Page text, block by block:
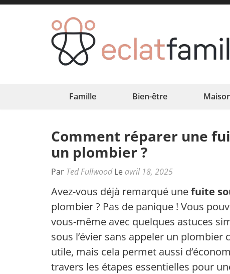
Aller
Famille Bien-être
Comment réparer une
un plombier ?
Par Ted FullwoodLe avril 18, 2025
Avez-vous déjà remarqué unefuite
plombier ? Pas de panique ! Vous
vous-même avec quelques astuces
sous l’évier sans appeler un
utile, mais cela permet aussi
travers les étapes essentielles pour